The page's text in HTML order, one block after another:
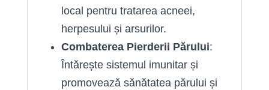
local pentru tratarea acneei,
herpesului și arsurilor.
Combaterea Pierderii Părului:
Întărește sistemul imunitar și
promovează sănătatea părului și